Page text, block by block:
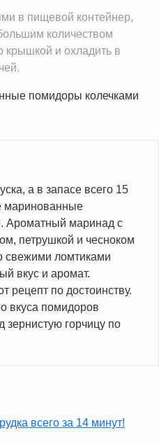
в пищевой контейнер,
количеством
крышкой и охладить в
а в запасе всего 15
маринованные
Ароматный маринад с
петрушкой и чесноком
свежими ломтиками
вкус и аромат.
рецепт по достоинству.
вкуса помидоров
зернистую горчицу по